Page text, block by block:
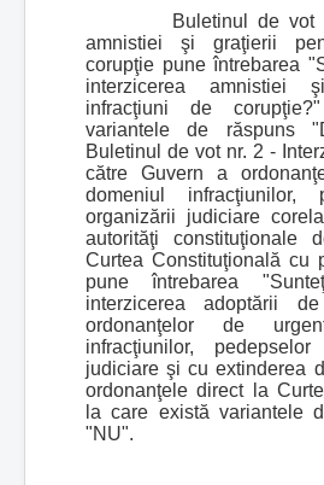
Buletinul de vot nr.
amnistiei şi graţierii
corupţie pune întrebarea
interzicerea amnistiei
infracţiuni de
variantele de răspuns
Buletinul de vot nr. 2 -
către Guvern a
domeniul infracţiunilor,
organizării judiciare
autorităţi constituţionale
Curtea Constituţională cu
pune întrebarea
interzicerea adoptării
ordonanţelor de
infracţiunilor,
judiciare şi cu extinderea
ordonanţele direct la
la care există variantele
"NU".